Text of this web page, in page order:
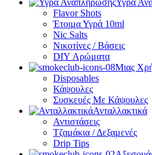
Flavor Shots
Έτοιμα Υγρά 10ml
Nic Salts
Νικοτίνες / Βάσεις
DIY Αρώματα
Μιας
Disposables
Κάψουλες
Συσκευές Με Κάψουλες
Ανταλλακτικά
Αντιστάσεις
Τζαμάκια / Δεξαμενές
Drip Tips